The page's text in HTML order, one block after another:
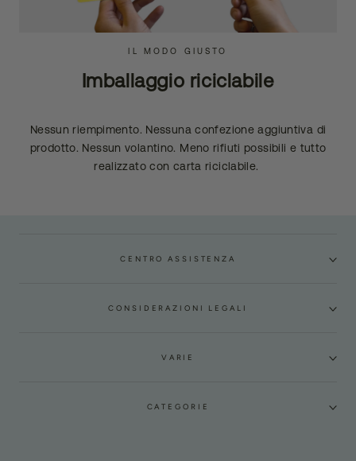
IL MODO GIUSTO
Imballaggio riciclabile
Nessun riempimento. Nessuna confezione aggiuntiva di
prodotto. Nessun volantino. Meno rifiuti possibili e tutto
realizzato con carta riciclabile.
CENTRO ASSISTENZA
CONSIDERAZIONI LEGALI
VARIE
CATEGORIE